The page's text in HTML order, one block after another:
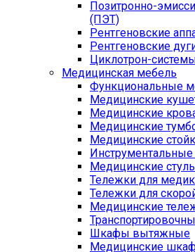
Позитронно-
(ПЭТ)
Рентгеновские
Рентгеновские
Циклотрон-
Медицинская мебель
Функциональные
Медицинские
Медицинские
Медицинские
Медицинские
Инструментальные
Медицинские
Тележки для
Тележки для
Медицинские
Шкафы вытяжные
Медицинские